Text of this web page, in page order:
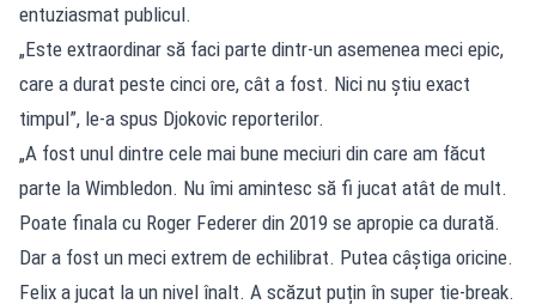
entuziasmat publicul.
„Este extraordinar să faci parte dintr-un asemenea meci epic,
care a durat peste cinci ore, cât a fost. Nici nu știu exact
timpul”, le-a spus Djokovic reporterilor.
„A fost unul dintre cele mai bune meciuri din care am făcut
parte la Wimbledon. Nu îmi amintesc să fi jucat atât de mult.
Poate finala cu Roger Federer din 2019 se apropie ca durată.
Dar a fost un meci extrem de echilibrat. Putea câștiga oricine.
Felix a jucat la un nivel înalt. A scăzut puțin în super tie-break.